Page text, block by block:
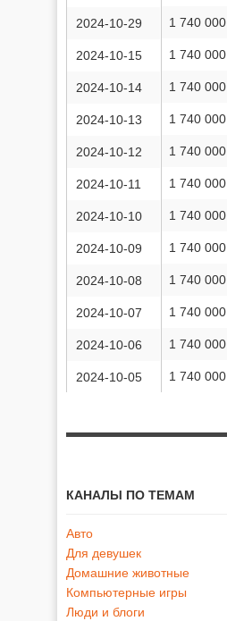
1 740 000
1 740 000
1 740 000
1 740 000
1 740 000
1 740 000
1 740 000
1 740 000
1 740 000
1 740 000
1 740 000
1 740 000
2024-10-29
2024-10-15
2024-10-14
2024-10-13
2024-10-12
2024-10-11
2024-10-10
2024-10-09
2024-10-08
2024-10-07
2024-10-06
2024-10-05
КАНАЛЫ ПО ТЕМАМ
Авто
Для девушек
Домашние животные
Компьютерные игры
Люди и блоги